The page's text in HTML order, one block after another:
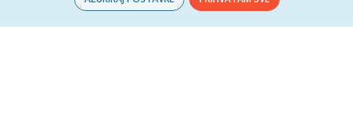
Documents